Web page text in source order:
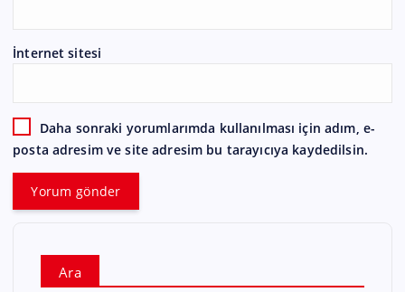
İnternet sitesi
Daha sonraki yorumlarımda kullanılması için adım, e-
posta adresim ve site adresim bu tarayıcıya kaydedilsin.
Ara